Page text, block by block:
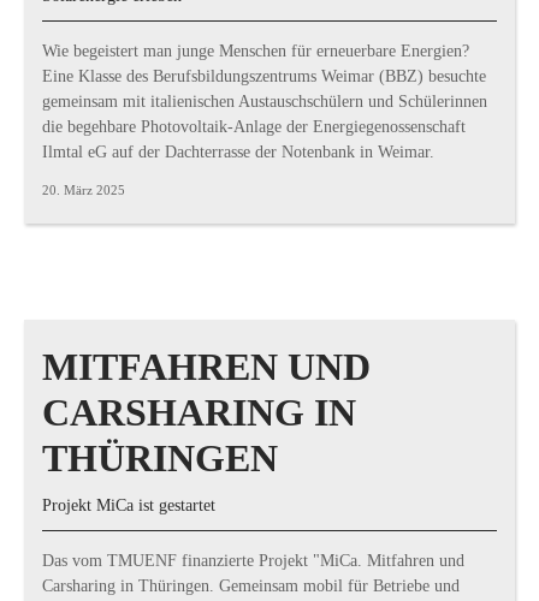
Wie begeistert man junge Menschen für erneuerbare Energien?
Eine Klasse des Berufsbildungszentrums Weimar (BBZ) besuchte
gemeinsam mit italienischen Austauschschülern und Schülerinnen
die begehbare Photovoltaik-Anlage der Energiegenossenschaft
Ilmtal eG auf der Dachterrasse der Notenbank in Weimar.
20. März 2025
MITFAHREN UND
CARSHARING IN
THÜRINGEN
Projekt MiCa ist gestartet
Das vom TMUENF finanzierte Projekt "MiCa. Mitfahren und
Carsharing in Thüringen. Gemeinsam mobil für Betriebe und